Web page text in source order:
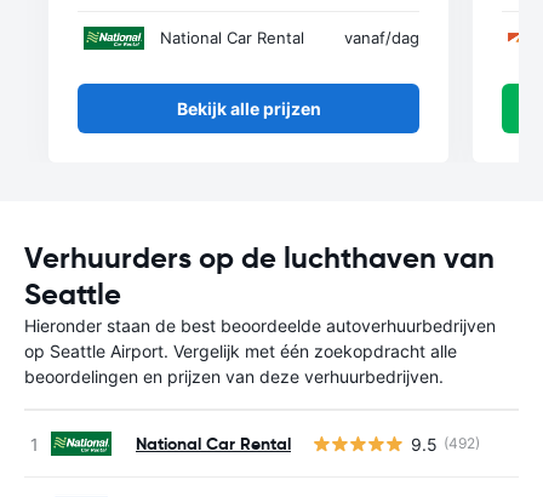
National Car Rental vanaf/dag
Bekijk alle prijzen
Verhuurders op de luchthaven van
Seattle
Hieronder staan de best beoordeelde autoverhuurbedrijven
op Seattle Airport. Vergelijk met één zoekopdracht alle
beoordelingen en prijzen van deze verhuurbedrijven.
National Car Rental 9.5 (492)